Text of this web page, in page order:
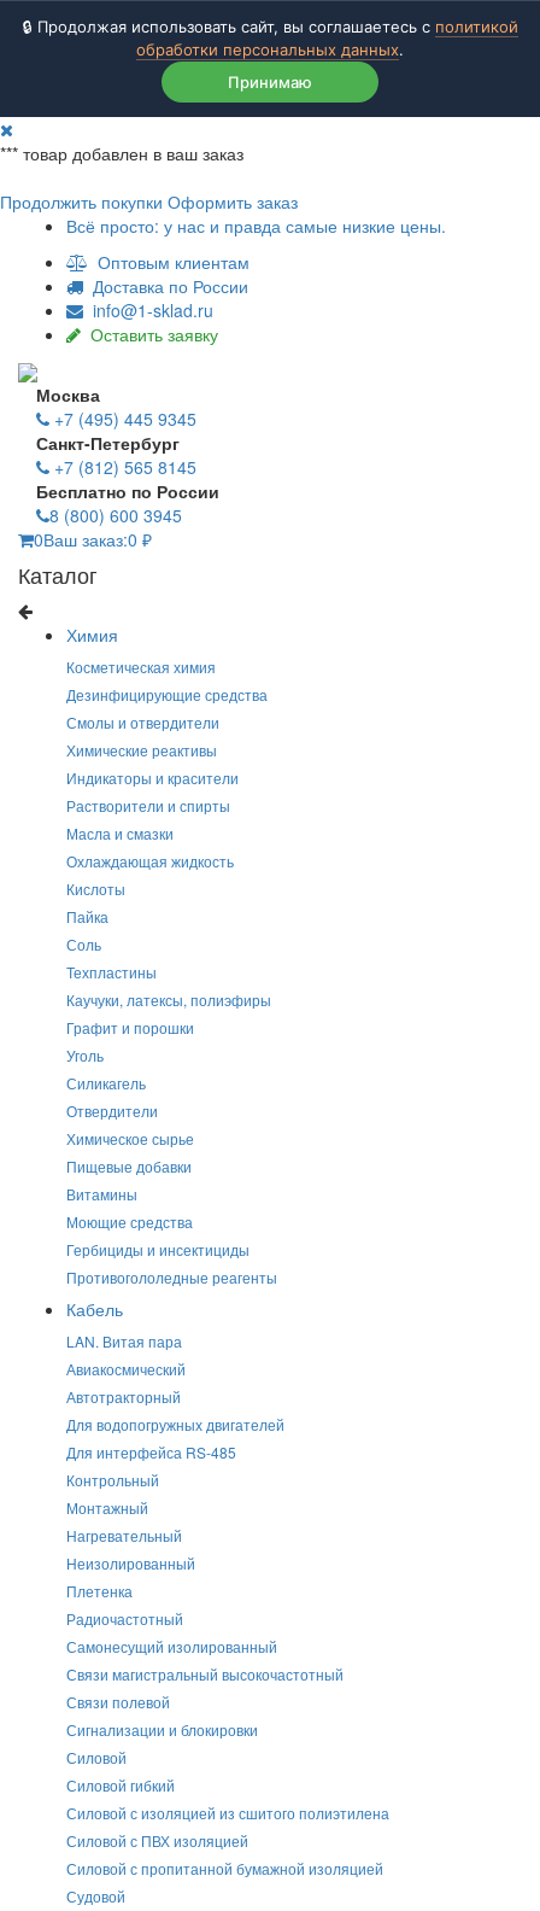
🔒 Продолжая использовать сайт, вы соглашаетесь с политикой
обработки персональных данных.
Принимаю
*** товар добавлен в ваш заказ
Продолжить покупки Оформить заказ
Всё просто: у нас и правда самые низкие цены.
Оптовым клиентам
Доставка по России
info@1-sklad.ru
Оставить заявку
Москва
+7 (495) 445 9345
Санкт-Петербург
+7 (812) 565 8145
Бесплатно по России
8 (800) 600 3945
0Ваш заказ:0 ₽
Каталог
Химия
Косметическая химия
Дезинфицирующие средства
Смолы и отвердители
Химические реактивы
Индикаторы и красители
Растворители и спирты
Масла и смазки
Охлаждающая жидкость
Кислоты
Пайка
Соль
Техпластины
Каучуки, латексы, полиэфиры
Графит и порошки
Уголь
Силикагель
Отвердители
Химическое сырье
Пищевые добавки
Витамины
Моющие средства
Гербициды и инсектициды
Противогололедные реагенты
Кабель
LAN. Витая пара
Авиакосмический
Автотракторный
Для водопогружных двигателей
Для интерфейса RS-485
Контрольный
Монтажный
Нагревательный
Неизолированный
Плетенка
Радиочастотный
Самонесущий изолированный
Связи магистральный высокочастотный
Связи полевой
Сигнализации и блокировки
Силовой
Силовой гибкий
Силовой с изоляцией из сшитого полиэтилена
Силовой с ПВХ изоляцией
Силовой с пропитанной бумажной изоляцией
Судовой